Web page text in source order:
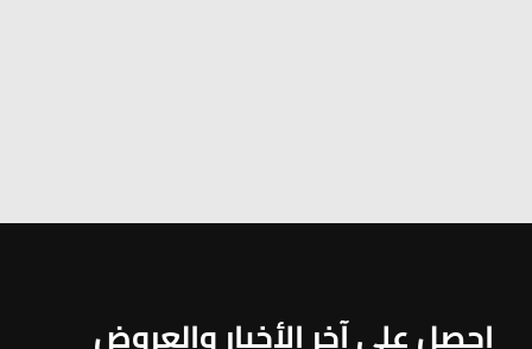
احصل على آخر الأخبار والعروض